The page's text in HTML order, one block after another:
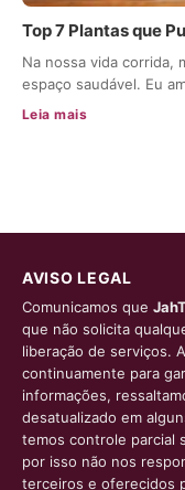
Top 7 Plantas que
Na nossa vida corrida,
espaço saudável. Eu
Leia mais
AVISO LEGAL
Comunicamos que
que não solicita
liberação de serviços.
continuamente para
informações,
desatualizado em
temos controle parcial
por isso não nos
terceiros e oferecidos